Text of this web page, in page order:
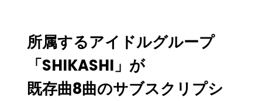
所属するアイドルグループ
「SHIKASHI」が
既存曲8曲のサブスクリプシ